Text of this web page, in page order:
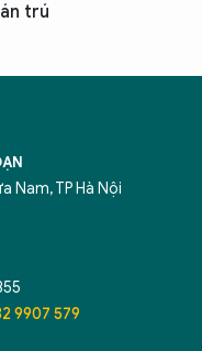
trú
Nam, TP Hà Nội
9907 579